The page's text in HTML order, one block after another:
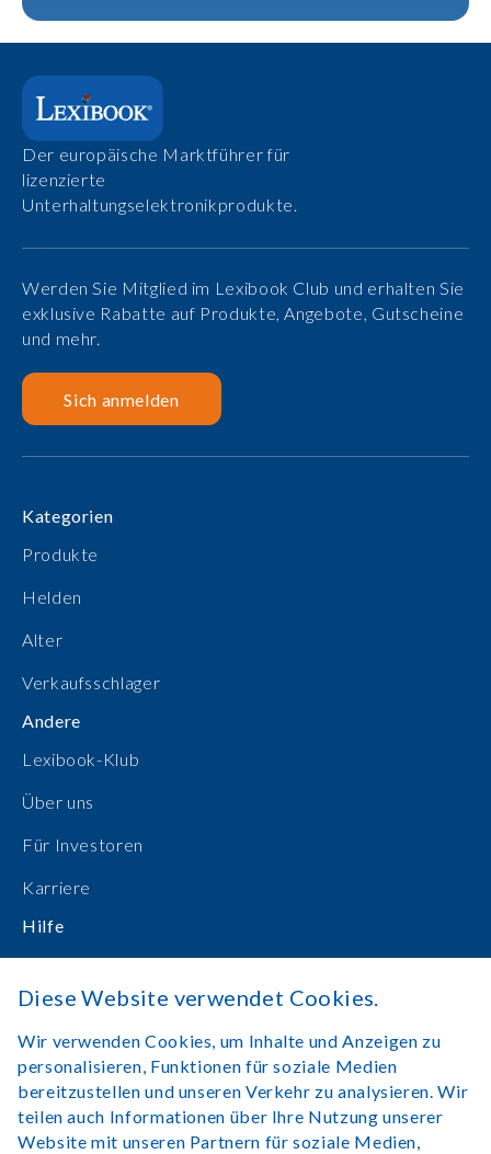
Der europäische Marktführer für
lizenzierte
Unterhaltungselektronikprodukte.
Werden Sie Mitglied im Lexibook Club und erhalten Sie
exklusive Rabatte auf Produkte, Angebote, Gutscheine
und mehr.
Sich anmelden
Kategorien
Produkte
Helden
Alter
Verkaufsschlager
Andere
Lexibook-Klub
Über uns
Für Investoren
Karriere
Hilfe
Bedienungsanleitungen
Online einkaufen
Kontakt
Anmelden
Diese Website verwendet Cookies.
Wir verwenden Cookies, um Inhalte und Anzeigen zu
personalisieren, Funktionen für soziale Medien
bereitzustellen und unseren Verkehr zu analysieren. Wir
teilen auch Informationen über Ihre Nutzung unserer
Website mit unseren Partnern für soziale Medien,